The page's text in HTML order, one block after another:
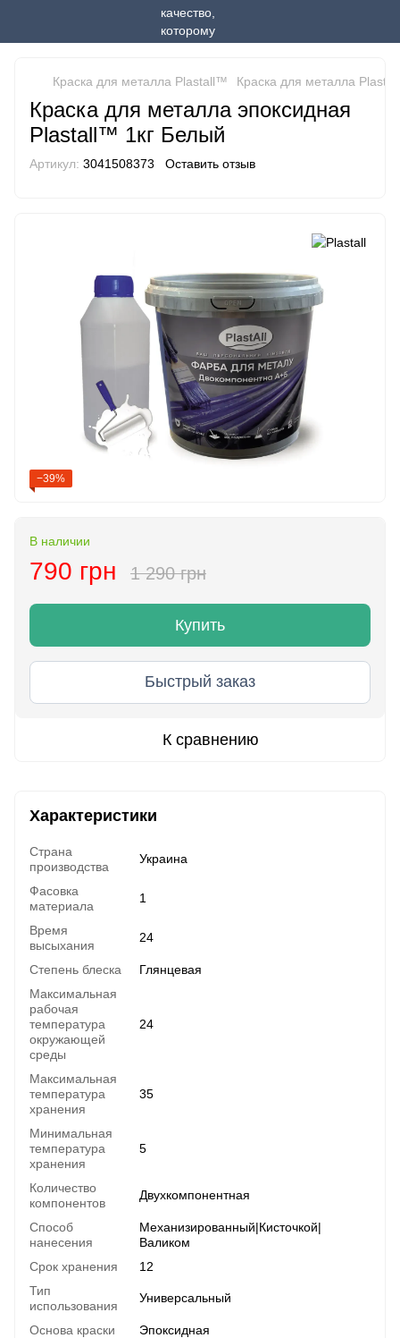
Краска для металла Plastall™ Краска для металла
Краска для металла эпоксидная
Plastall™ 1кг Белый
Артикул: 3041508373 Оставить отзыв
−39%
В наличии
790 грн 1 290 грн
Купить
Быстрый заказ
К сравнению
Характеристики
Страна
производства
Украина
Фасовка
материала
1
Время
высыхания
24
Степень блеска
Глянцевая
Максимальная
рабочая
температура
окружающей
среды
24
Максимальная
температура
хранения
35
Минимальная
температура
хранения
5
Количество
компонентов
Двухкомпонентная
Способ
нанесения
Механизированный|Кисточкой|
Валиком
Срок хранения
12
Тип
использования
Универсальный
Основа краски
Эпоксидная